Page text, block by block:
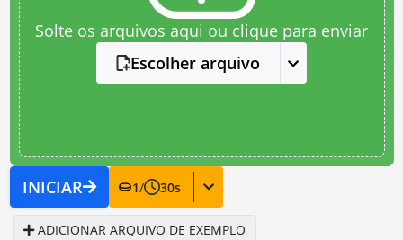
Solte os arquivos aqui ou clique para enviar
Escolher arquivo
INICIAR 1/ 30s
ADICIONAR ARQUIVO DE EXEMPLO